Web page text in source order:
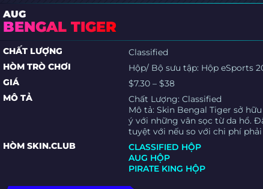
AUG
BENGAL TIGER
CHẤT LƯỢNG
Classified
HÒM TRÒ CHƠI
Hộp/ Bộ sưu tập: Hộp eSports
GIÁ
$7.30 – $38
MÔ TẢ
Chất Lượng: Classified
Mô tả: Skin Bengal Tiger sở
ý với những vân sọc từ da hổ.
tuyệt với nếu so với chi phí phải
HÒM SKIN.CLUB
CLASSIFIED HỘP
AUG HỘP
PIRATE KING HỘP